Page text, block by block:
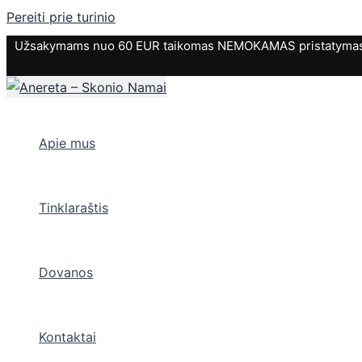
Pereiti prie turinio
Užsakymams nuo 60 EUR taikomas NEMOKAMAS
Apie mus
Tinklaraštis
Dovanos
Kontaktai